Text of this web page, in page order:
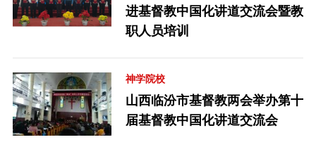
进基督教中国化讲道交流会暨教
职人员培训
神学院校
山西临汾市基督教两会举办第十
届基督教中国化讲道交流会